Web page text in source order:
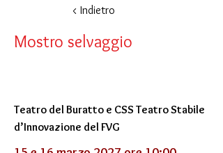
< Indietro
Mostro selvaggio
Teatro del Buratto e CSS Teatro Stabile
d’Innovazione del FVG